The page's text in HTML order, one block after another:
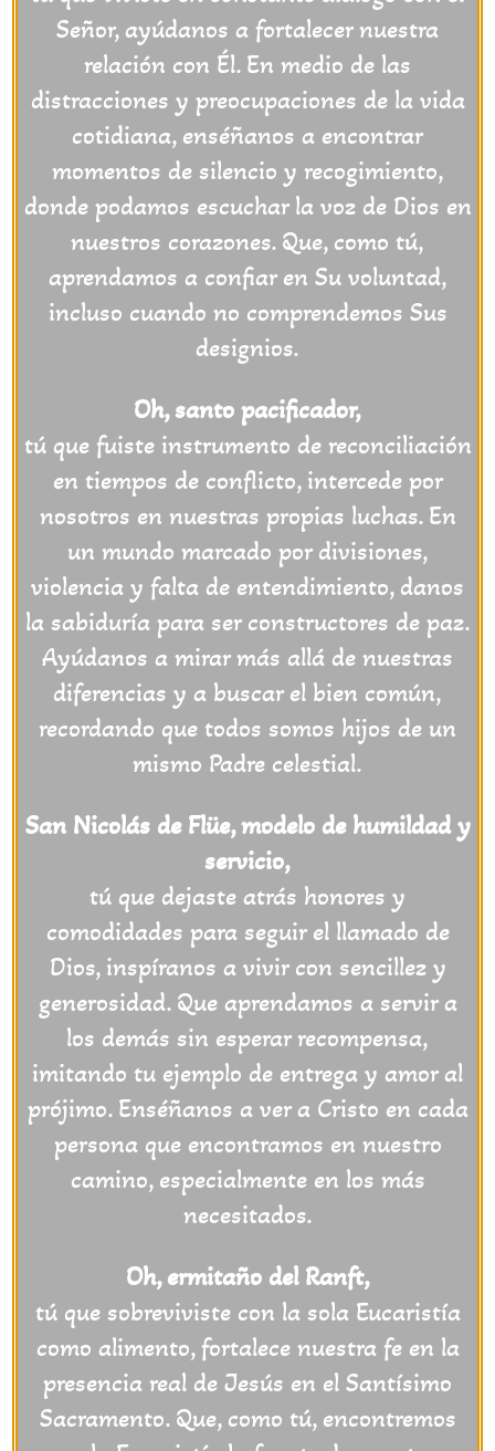
Señor, ayúdanos a fortalecer nuestra
relación con Él. En medio de las
distracciones y preocupaciones de la vida
cotidiana, enséñanos a encontrar
momentos de silencio y recogimiento,
donde podamos escuchar la voz de Dios en
nuestros corazones. Que, como tú,
aprendamos a confiar en Su voluntad,
incluso cuando no comprendemos Sus
designios.
Oh, santo pacificador,
tú que fuiste instrumento de reconciliación
en tiempos de conflicto, intercede por
nosotros en nuestras propias luchas. En
un mundo marcado por divisiones,
violencia y falta de entendimiento, danos
la sabiduría para ser constructores de paz.
Ayúdanos a mirar más allá de nuestras
diferencias y a buscar el bien común,
recordando que todos somos hijos de un
mismo Padre celestial.
San Nicolás de Flüe, modelo de humildad y
servicio,
tú que dejaste atrás honores y
comodidades para seguir el llamado de
Dios, inspíranos a vivir con sencillez y
generosidad. Que aprendamos a servir a
los demás sin esperar recompensa,
imitando tu ejemplo de entrega y amor al
prójimo. Enséñanos a ver a Cristo en cada
persona que encontramos en nuestro
camino, especialmente en los más
necesitados.
Oh, ermitaño del Ranft,
tú que sobreviviste con la sola Eucaristía
como alimento, fortalece nuestra fe en la
presencia real de Jesús en el Santísimo
Sacramento. Que, como tú, encontremos